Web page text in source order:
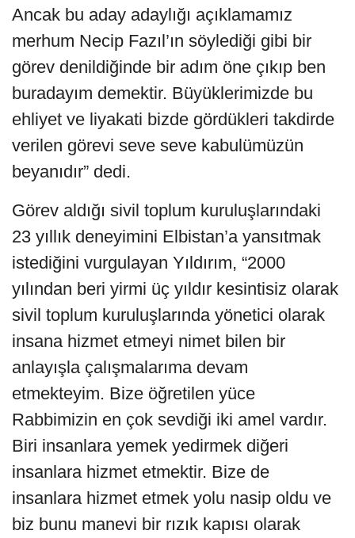
Ancak bu aday adaylığı açıklamamız
merhum Necip Fazıl’ın söylediği gibi bir
görev denildiğinde bir adım öne çıkıp ben
buradayım demektir. Büyüklerimizde bu
ehliyet ve liyakati bizde gördükleri takdirde
verilen görevi seve seve kabulümüzün
beyanıdır” dedi.
Görev aldığı sivil toplum kuruluşlarındaki
23 yıllık deneyimini Elbistan’a yansıtmak
istediğini vurgulayan Yıldırım, “2000
yılından beri yirmi üç yıldır kesintisiz olarak
sivil toplum kuruluşlarında yönetici olarak
insana hizmet etmeyi nimet bilen bir
anlayışla çalışmalarıma devam
etmekteyim. Bize öğretilen yüce
Rabbimizin en çok sevdiği iki amel vardır.
Biri insanlara yemek yedirmek diğeri
insanlara hizmet etmektir. Bize de
insanlara hizmet etmek yolu nasip oldu ve
biz bunu manevi bir rızık kapısı olarak